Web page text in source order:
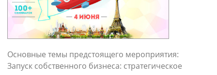
Основные темы предстоящего мероприятия:
Запуск собственного бизнеса: стратегическое